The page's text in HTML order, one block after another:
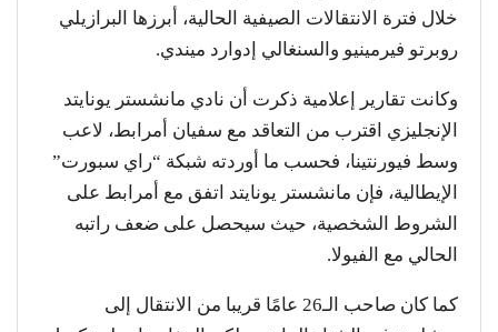
خلال فترة الانتقالات الصيفية الحالية، أبرزها البرازيلي
روبرتو فيرمينيو والسنغالي إدوارد ميندي.
وكانت تقارير إعلامية ذكرت أن نادي مانشستر يونايتد
الإنجليزي اقترب من التعاقد مع سفيان أمرابط، لاعب
وسط فيورنتينا، فحسب ما أوردته شبكة “راي سبورت”
الإيطالية، فإن مانشستر يونايتد اتفق مع أمرابط على
الشروط الشخصية، حيث سيحصل على ضعف راتبه
الحالي مع الفيولا.
كما كان صاحب الـ26 عامًا قريبا من الانتقال إلى